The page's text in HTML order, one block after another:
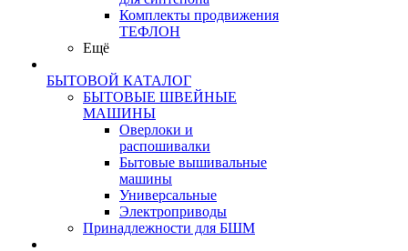
Комплекты продвижения
ТЕФЛОН
Ещё
БЫТОВОЙ КАТАЛОГ
БЫТОВЫЕ ШВЕЙНЫЕ
МАШИНЫ
Оверлоки и
распошивалки
Бытовые вышивальные
машины
Универсальные
Электроприводы
Принадлежности для БШМ